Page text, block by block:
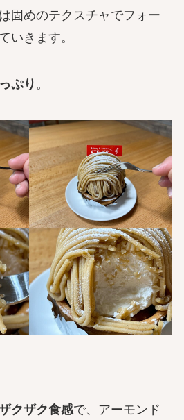
固めのテクスチャでフォー
いきます。
ぷり 。
クザク食感で、アーモンド